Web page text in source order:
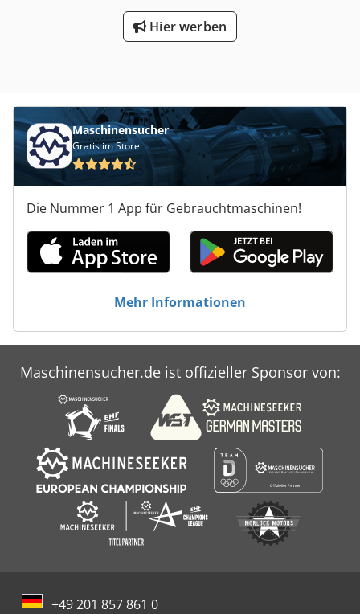
Hier werben
Maschinensucher
Gratis im Store
Die Nummer 1 App für Gebrauchtmaschinen!
Mehr Informationen
Maschinensucher.de ist offizieller Sponsor von:
+49 201 857 861 0